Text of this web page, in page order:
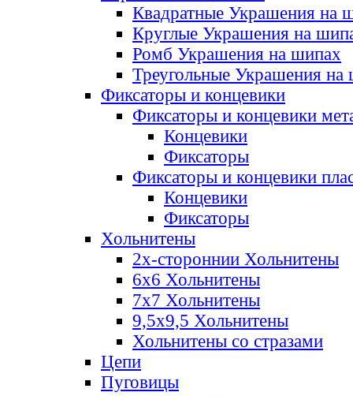
Квадратные Украшения на
Круглые Украшения на
Ромб Украшения на шипах
Треугольные Украшения на
Фиксаторы и концевики
Фиксаторы и концевики
Концевики
Фиксаторы
Фиксаторы и концевики
Концевики
Фиксаторы
Хольнитены
2х-стороннии Хольнитены
6х6 Хольнитены
7х7 Хольнитены
9,5х9,5 Хольнитены
Хольнитены со стразами
Цепи
Пуговицы